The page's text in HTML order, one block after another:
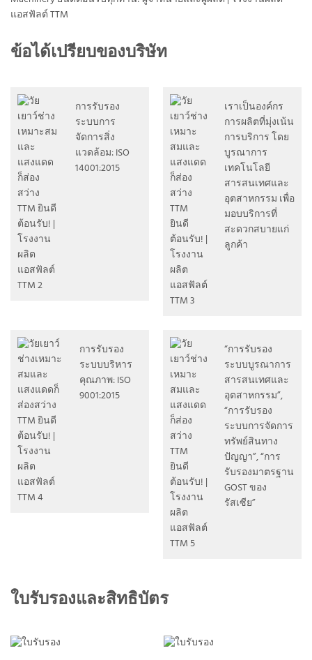
ข้อได้เปรียบของบริษัท
การรับรอง
ระบบการ
จัดการสิ่ง
แวดล้อม: ISO
14001:2015
เราเป็นองค์กร
การผลิตที่มุ่งเน้น
การบริการ โดย
บูรณาการ
เทคโนโลยี
สารสนเทศและ
อุตสาหกรรม เพื่อ
มอบบริการที่
สะดวกสบายแก่
ลูกค้า
การรับรอง
ระบบบริหาร
คุณภาพ: ISO
9001:2015
“การรับรอง
ระบบบูรณาการ
สารสนเทศและ
อุตสาหกรรม”,
“การรับรอง
ระบบการจัดการ
ทรัพย์สินทาง
ปัญญา”, “การ
รับรองมาตรฐาน
GOST ของ
รัสเซีย”
ใบรับรองและสิทธิบัตร